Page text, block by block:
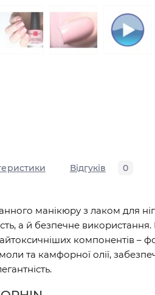
Відгуків 0
манікюру з лаком для
а й безпечне
компонентів –
та камфорної олії,